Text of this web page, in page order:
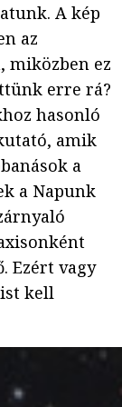
A kép
az
ez
erre rá?
hasonló
amik
a
a Napunk
Ezért vagy
kell